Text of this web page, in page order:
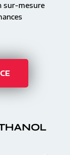
sur-mesure